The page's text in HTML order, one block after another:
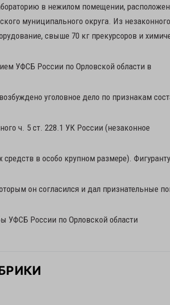
в нежилом помещении,
муниципального округа. Из
свыше 70 кг прекурсоров и
УФСБ России по Орловской области в
уголовное дело по признакам
ч. 5 ст. 228.1 УК России (незаконное
средств в особо крупном размере). Фигуранту
он согласился и дал признательные
УФСБ России по Орловской области